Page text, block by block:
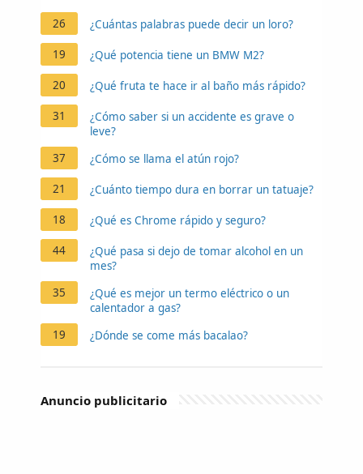
26 ¿Cuántas palabras puede decir un loro?
19 ¿Qué potencia tiene un BMW M2?
20 ¿Qué fruta te hace ir al baño más rápido?
31
¿Cómo saber si un accidente es grave o
leve?
37
¿Cómo se llama el atún rojo?
21 ¿Cuánto tiempo dura en borrar un tatuaje?
18 ¿Qué es Chrome rápido y seguro?
44
¿Qué pasa si dejo de tomar alcohol en un
mes?
35
¿Qué es mejor un termo eléctrico o un
calentador a gas?
19
¿Dónde se come más bacalao?
Anuncio publicitario